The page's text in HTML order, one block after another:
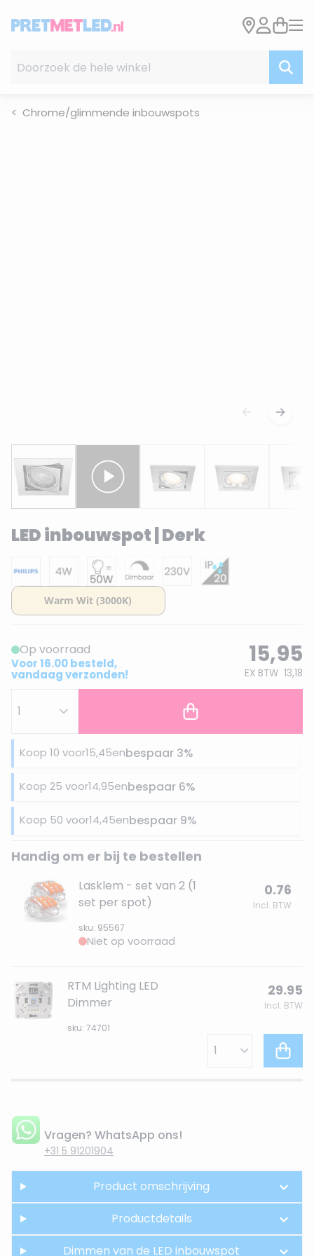
Chrome/glimmende inbouwspots
LED inbouwspot | Derk
Op voorraad
Voor 16.00 besteld,
vandaag verzonden!
15,95
EX BTW 13,18
Koop 10 voor15,45enbespaar 3%
Koop 25 voor14,95enbespaar 6%
Koop 50 voor14,45enbespaar 9%
Handig om er bij te bestellen
Lasklem - set van 2 (1
set per spot)
sku: 95567
0.76
Incl. BTW
Niet op voorraad
RTM Lighting LED
Dimmer
sku: 74701
29.95
Incl. BTW
Vragen? WhatsApp ons!
+31 5 91201904
Product omschrijving
Productdetails
Dimmen van de LED inbouwspot